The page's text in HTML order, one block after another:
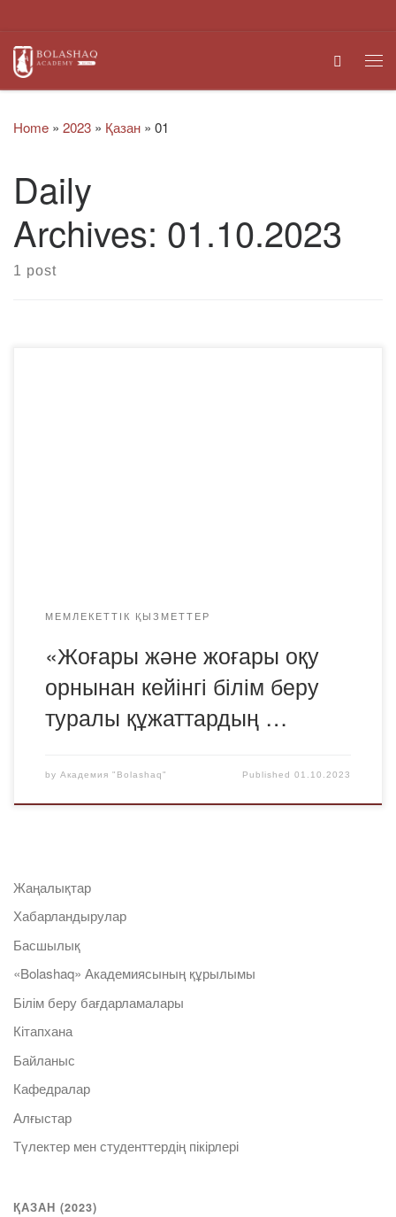
Search
Home » 2023 » Қазан » 01
Daily
Archives: 01.10.2023
1 post
МЕМЛЕКЕТТІК ҚЫЗМЕТТЕР
«Жоғары және жоғары оқу
орнынан кейінгі білім беру
туралы құжаттардың …
by Академия "Bolashaq" Published01.10.2023
Жаңалықтар
Хабарландырулар
Басшылық
«Bolashaq» Академиясының құрылымы
Білім беру бағдарламалары
Кітапхана
Байланыс
Кафедралар
Алғыстар
Түлектер мен студенттердің пікірлері
ҚАЗАН (2023)